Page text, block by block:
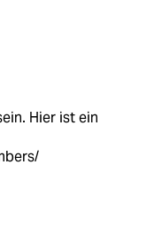
Hier ist ein